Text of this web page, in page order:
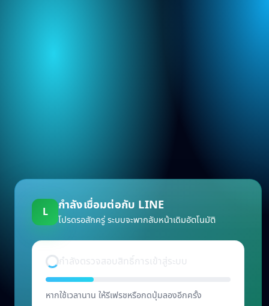
L กำลังเชื่อมต่อกับ LINE
โปรดรอสักครู่ ระบบจะพากลับหน้าเดิมอัตโนมัติ
กำลังตรวจสอบสิทธิ์การเข้าสู่ระบบ
เริ่มต้น
หากใช้เวลานาน ให้รีเฟรชหรือกดปุ่มลองอีกครั้ง